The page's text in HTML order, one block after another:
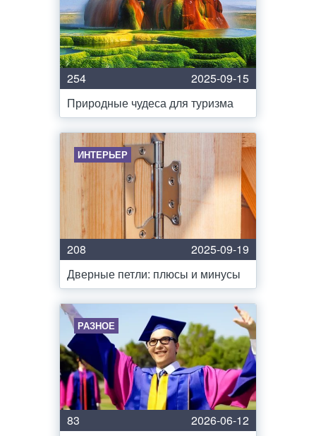
254
2025-09-15
Природные чудеса для туризма
ИНТЕРЬЕР
208
2025-09-19
Дверные петли: плюсы и минусы
РАЗНОЕ
83
2026-06-12